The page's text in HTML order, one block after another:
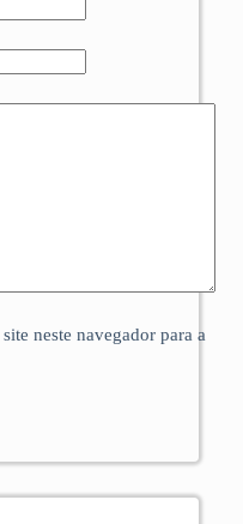
neste navegador para a